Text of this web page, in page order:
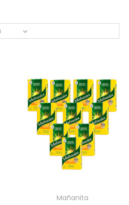
Mañanita